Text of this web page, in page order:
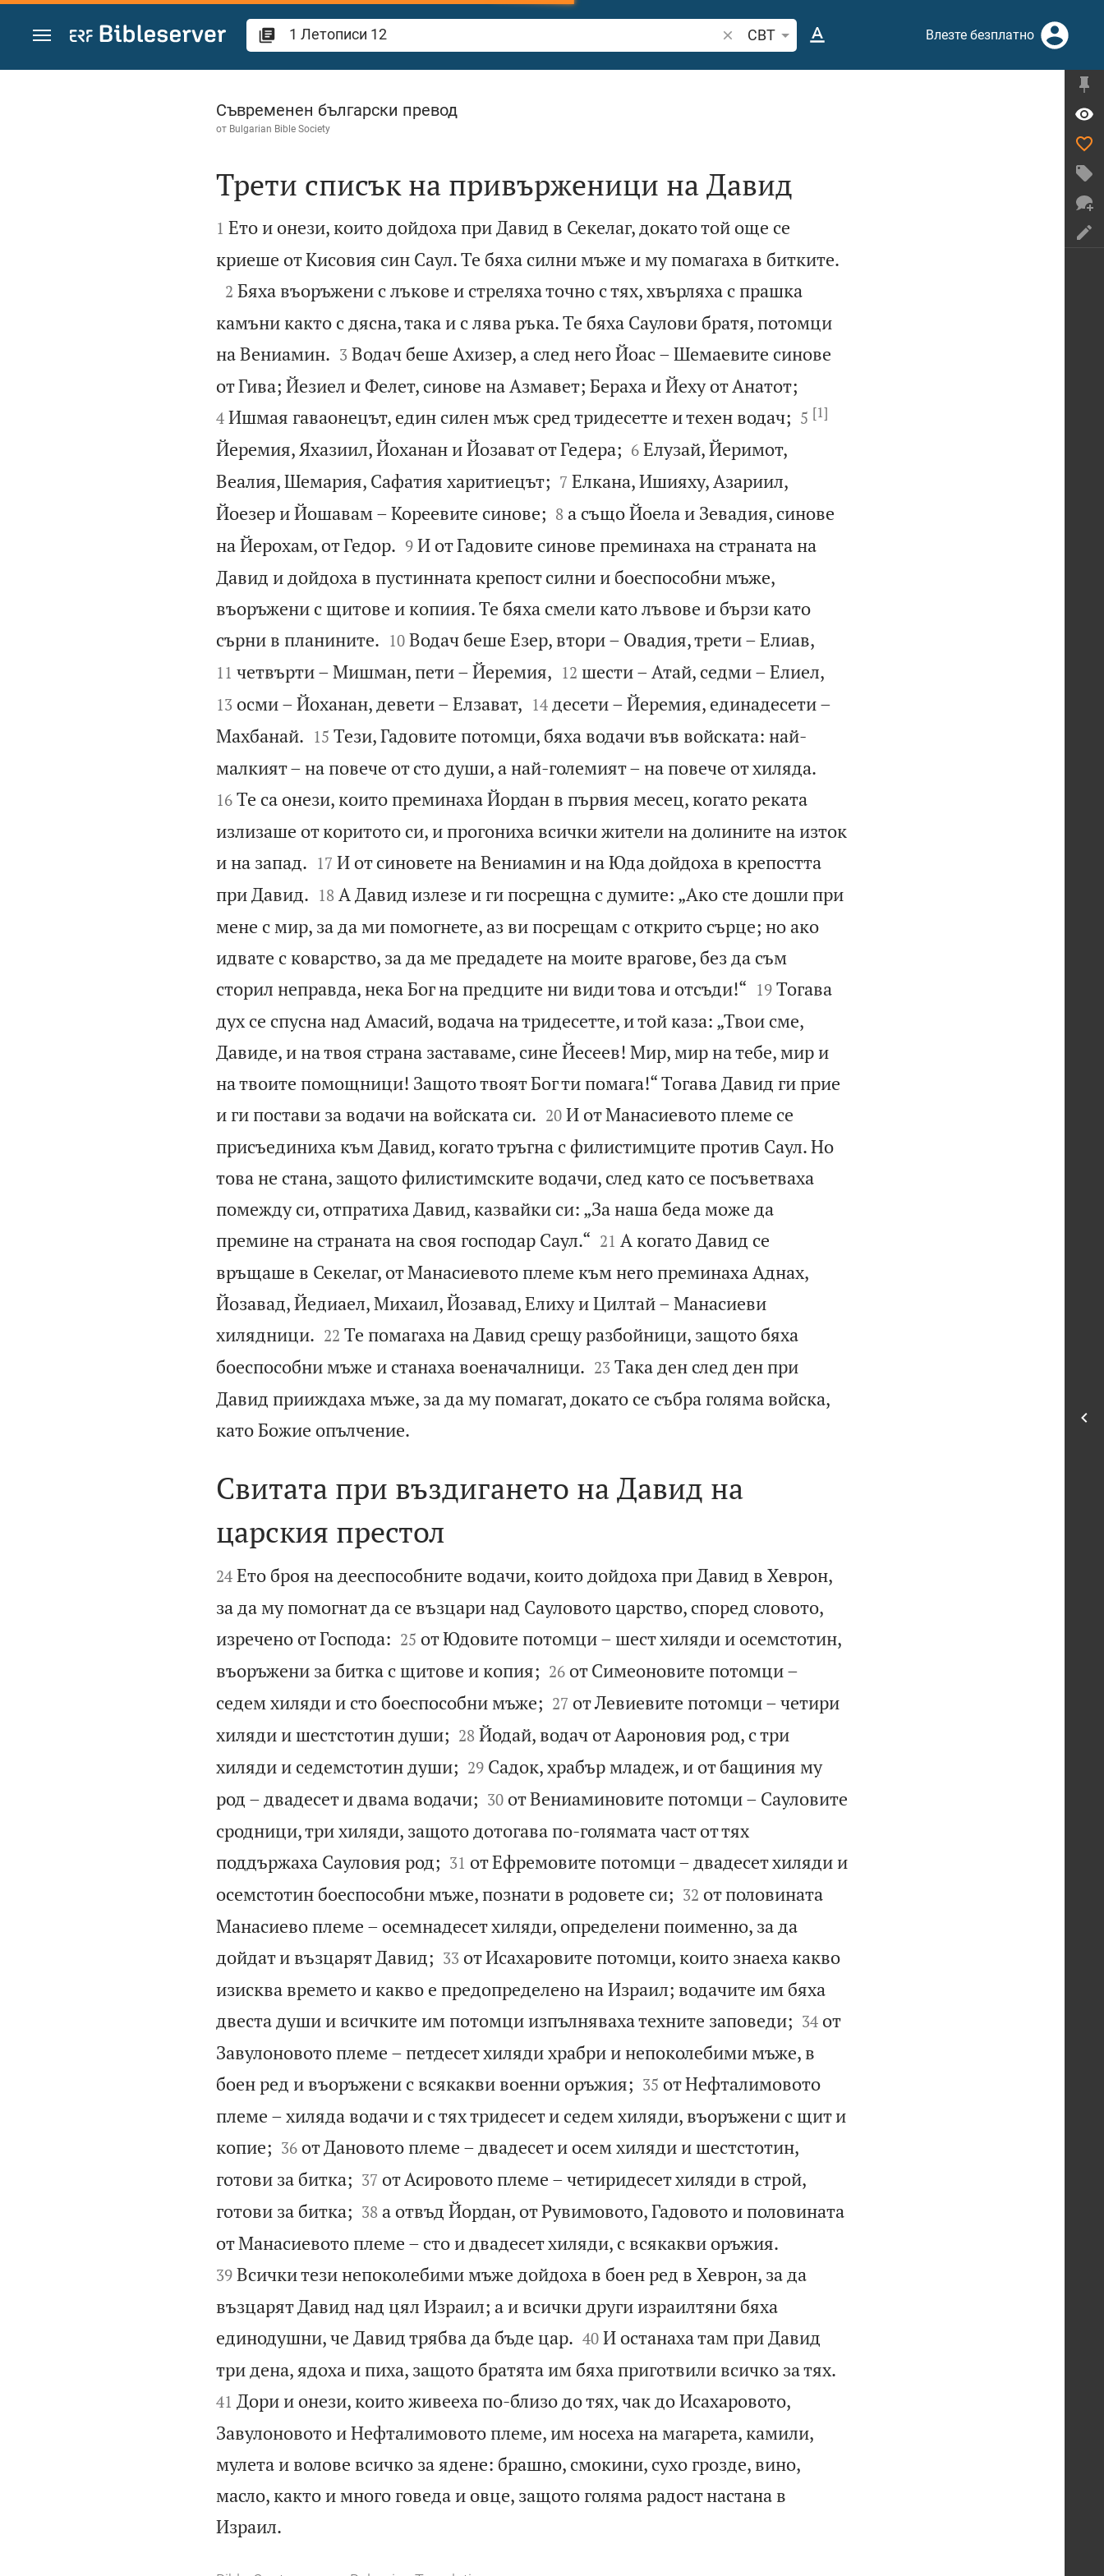
Преминете към съдържанието
Търсете стих или дума в Библията
CBT Влезте безплатно
1 Летописи 12
Съвременен български превод
от Bulgarian Bible Society

Трети списък на привърженици на Давид

1 Ето и онези, които дойдоха при Давид в Секелаг, докато той още се
криеше от Кисовия син Саул. Те бяха силни мъже и му помагаха в битките.

2 Бяха въоръжени с лъкове и стреляха точно с тях, хвърляха с прашка
камъни както с дясна, така и с лява ръка. Те бяха Саулови братя, потомци
на Вениамин.
3 Водач беше Ахизер, а след него Йоас – Шемаевите синове
от Гива; Йезиел и Фелет, синове на Азмавет; Бераха и Йеху от Анатот;
4 Ишмая гаваонецът, един силен мъж сред тридесетте и техен водач;
5 [1]
Йеремия, Яхазиил, Йоханан и Йозават от Гедера;
6 Елузай, Йеримот,
Веалия, Шемария, Сафатия харитиецът;
7 Елкана, Ишияху, Азариил,
Йоезер и Йошавам – Кореевите синове;
8 а също Йоела и Зевадия, синове
на Йерохам, от Гедор.
9 И от Гадовите синове преминаха на страната на
Давид и дойдоха в пустинната крепост силни и боеспособни мъже,
въоръжени с щитове и копиия. Те бяха смели като лъвове и бързи като
сърни в планините.
10 Водач беше Езер, втори – Овадия, трети – Елиав,
11 четвърти – Мишман, пети – Йеремия,
12 шести – Атай, седми – Елиел,
13 осми – Йоханан, девети – Елзават,
14 десети – Йеремия, единадесети –
Махбанай.
15 Тези, Гадовите потомци, бяха водачи във войската: най-
малкият – на повече от сто души, а най-големият – на повече от хиляда.
16 Те са онези, които преминаха Йордан в първия месец, когато реката
излизаше от коритото си, и прогониха всички жители на долините на изток
и на запад.
17 И от синовете на Вениамин и на Юда дойдоха в крепостта
при Давид.
18 А Давид излезе и ги посрещна с думите: „Ако сте дошли при
мене с мир, за да ми помогнете, аз ви посрещам с открито сърце; но ако
идвате с коварство, за да ме предадете на моите врагове, без да съм
сторил неправда, нека Бог на предците ни види това и отсъди!“
19 Тогава
дух се спусна над Амасий, водача на тридесетте, и той каза: „Твои сме,
Давиде, и на твоя страна заставаме, сине Йесеев! Мир, мир на тебе, мир и
на твоите помощници! Защото твоят Бог ти помага!“ Тогава Давид ги прие
и ги постави за водачи на войската си.
20 И от Манасиевото племе се
присъединиха към Давид, когато тръгна с филистимците против Саул. Но
това не стана, защото филистимските водачи, след като се посъветваха
помежду си, отпратиха Давид, казвайки си: „За наша беда може да
премине на страната на своя господар Саул.“
21 А когато Давид се
връщаше в Секелаг, от Манасиевото племе към него преминаха Аднах,
Йозавад, Йедиаел, Михаил, Йозавад, Елиху и Цилтай – Манасиеви
хилядници.
22 Те помагаха на Давид срещу разбойници, защото бяха
боеспособни мъже и станаха военачалници.
23 Така ден след ден при
Давид прииждаха мъже, за да му помагат, докато се събра голяма войска,
като Божие опълчение.

Свитата при въздигането на Давид на
царския престол

24 Ето броя на дееспособните водачи, които дойдоха при Давид в Хеврон,
за да му помогнат да се възцари над Сауловото царство, според словото,
изречено от Господа:
25 от Юдовите потомци – шест хиляди и осемстотин,
въоръжени за битка с щитове и копия;
26 от Симеоновите потомци –
седем хиляди и сто боеспособни мъже;
27 от Левиевите потомци – четири
хиляди и шестстотин души;
28 Йодай, водач от Аароновия род, с три
хиляди и седемстотин души;
29 Садок, храбър младеж, и от бащиния му
род – двадесет и двама водачи;
30 от Вениаминовите потомци – Сауловите
сродници, три хиляди, защото дотогава по-голямата част от тях
поддържаха Сауловия род;
31 от Ефремовите потомци – двадесет хиляди и
осемстотин боеспособни мъже, познати в родовете си;
32 от половината
Манасиево племе – осемнадесет хиляди, определени поименно, за да
дойдат и възцарят Давид;
33 от Исахаровите потомци, които знаеха какво
изисква времето и какво е предопределено на Израил; водачите им бяха
двеста души и всичките им потомци изпълняваха техните заповеди;
34 от
Завулоновото племе – петдесет хиляди храбри и непоколебими мъже, в
боен ред и въоръжени с всякакви военни оръжия;
35 от Нефталимовото
племе – хиляда водачи и с тях тридесет и седем хиляди, въоръжени с щит и
копие;
36 от Дановото племе – двадесет и осем хиляди и шестстотин,
готови за битка;
37 от Асировото племе – четиридесет хиляди в строй,
готови за битка;
38 а отвъд Йордан, от Рувимовото, Гадовото и половината
от Манасиевото племе – сто и двадесет хиляди, с всякакви оръжия.
39 Всички тези непоколебими мъже дойдоха в боен ред в Хеврон, за да
възцарят Давид над цял Израил; а и всички други израилтяни бяха
единодушни, че Давид трябва да бъде цар.
40 И останаха там при Давид
три дена, ядоха и пиха, защото братята им бяха приготвили всичко за тях.
41 Дори и онези, които живееха по-близо до тях, чак до Исахаровото,
Завулоновото и Нефталимовото племе, им носеха на магарета, камили,
мулета и волове всичко за ядене: брашно, смокини, сухо грозде, вино,
масло, както и много говеда и овце, защото голяма радост настана в
Израил.